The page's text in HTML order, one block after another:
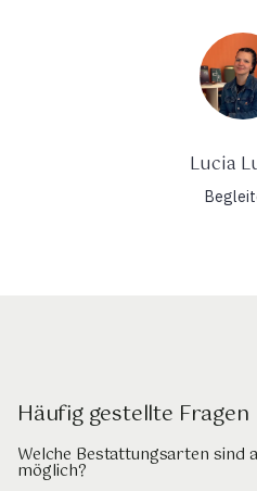
Lucia
Häufig gestellte Fragen
Welche Bestattungsarten sind
möglich?